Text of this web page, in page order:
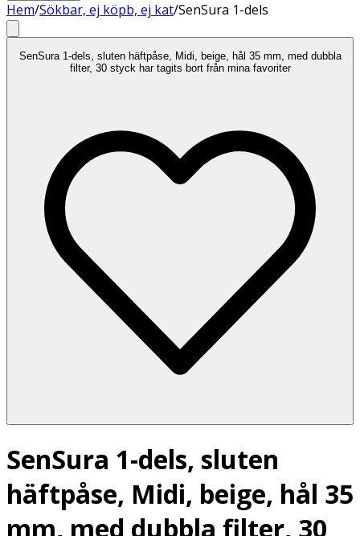
Hem/Sökbar, ej köpb, ej kat/SenSura 1-dels
SenSura 1-dels, sluten häftpåse, Midi, beige, hål 35 mm, med dubbla
filter, 30 styck har tagits bort från mina favoriter
SenSura 1-dels, sluten
häftpåse, Midi, beige, hål 35
mm, med dubbla filter, 30